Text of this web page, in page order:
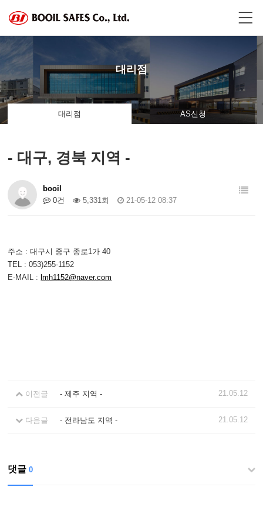
대리점
대리점 AS신청
- 대구, 경북 지역 -
booil
0건
5,331회 21-05-12 08:37
주소 : 대구시 중구 종로1가 40
TEL : 053)255-1152
E-MAIL : lmh1152@naver.com
이전글 - 제주 지역 - 21.05.12
다음글 - 전라남도 지역 - 21.05.12
댓글 0